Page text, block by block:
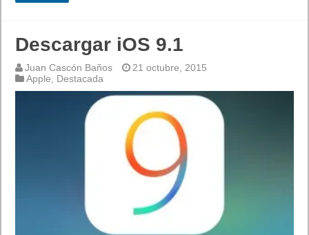
Descargar iOS 9.1
Juan Cascón Baños
21 octubre, 2015
Apple, Destacada